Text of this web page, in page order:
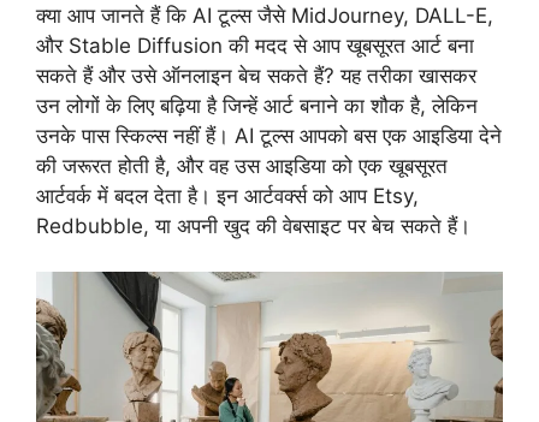
क्या आप जानते हैं कि AI टूल्स जैसे MidJourney, DALL-E,
और Stable Diffusion की मदद से आप खूबसूरत आर्ट बना
सकते हैं और उसे ऑनलाइन बेच सकते हैं? यह तरीका खासकर
उन लोगों के लिए बढ़िया है जिन्हें आर्ट बनाने का शौक है, लेकिन
उनके पास स्किल्स नहीं हैं। AI टूल्स आपको बस एक आइडिया देने
की जरूरत होती है, और वह उस आइडिया को एक खूबसूरत
आर्टवर्क में बदल देता है। इन आर्टवर्क्स को आप Etsy,
Redbubble, या अपनी खुद की वेबसाइट पर बेच सकते हैं।